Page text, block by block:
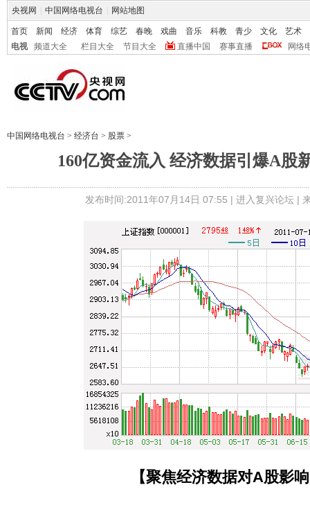
央视网 中国网络电视台 网站地图
首页 新闻 经济 体育 综艺 春晚 戏曲 音乐 科教 青少 文化
艺术
电视
频道大全 栏目大全 节目大全 直播中国 赛事直播 网络
中国网络电视台 > 经济台 > 股票 >
160亿资金流入 经济数据引爆A股
发布时间:2011年07月14日 07:55 | 进入复兴论坛|
【聚焦经济数据对A股影